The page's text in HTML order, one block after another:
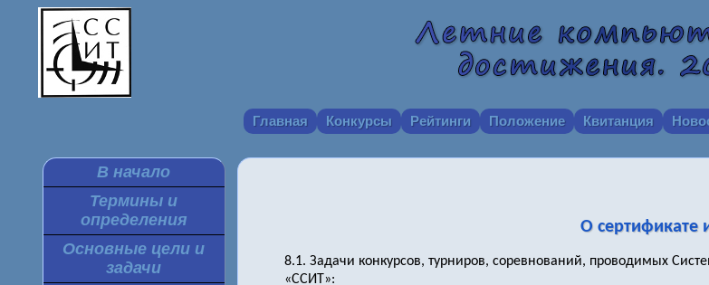
Главная Конкурсы Рейтинги Положение Квитанция
В начало
Термины и
определения
Основные цели и
задачи
О сертификате
8.1. Задачи конкурсов, турниров, соревнований, проводимых
«ССИТ»: